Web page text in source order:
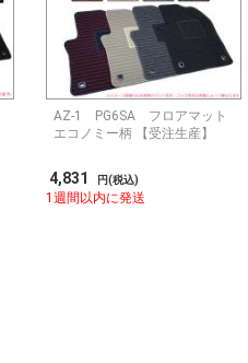
AZ-1 PG6SA フロアマット
エコノミー柄 【受注生産】
4,831 円(税込)
1週間以内に発送